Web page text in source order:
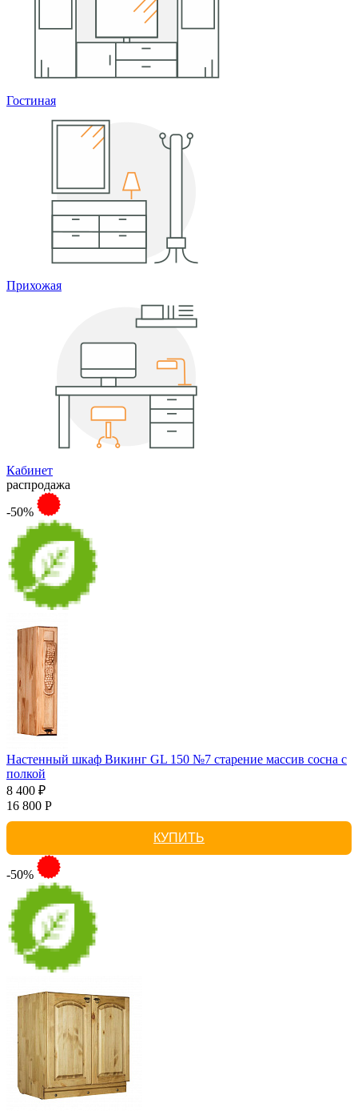
Гостиная
Прихожая
Кабинет
распродажа
-50%
Настенный шкаф Викинг GL 150 №7 старение массив сосна с
полкой
8 400 ₽
16 800 Р
КУПИТЬ
-50%